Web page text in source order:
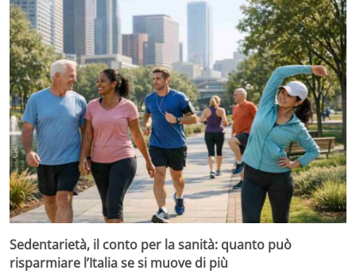
Sedentarietà, il conto per la sanità: quanto può
risparmiare l’Italia se si muove di più